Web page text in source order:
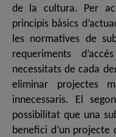
de la cultura. Per
principis bàsics
les normatives de
requeriments
necessitats de cada
eliminar projectes
innecessaris. El
possibilitat que una
benefici d’un projecte